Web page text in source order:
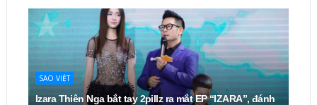
SAO VIỆT
Izara Thiên Nga bắt tay 2pillz ra mắt EP “IZARA”, đánh